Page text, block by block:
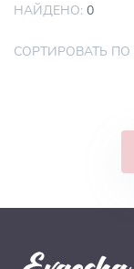
НАЙДЕНО: 0
СОРТИРОВАТЬ ПО